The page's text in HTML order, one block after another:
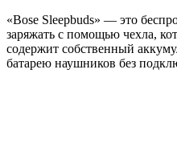
«Bose Sleepbuds» — это
заряжать с помощью чехла,
содержит собственный
батарею наушников без